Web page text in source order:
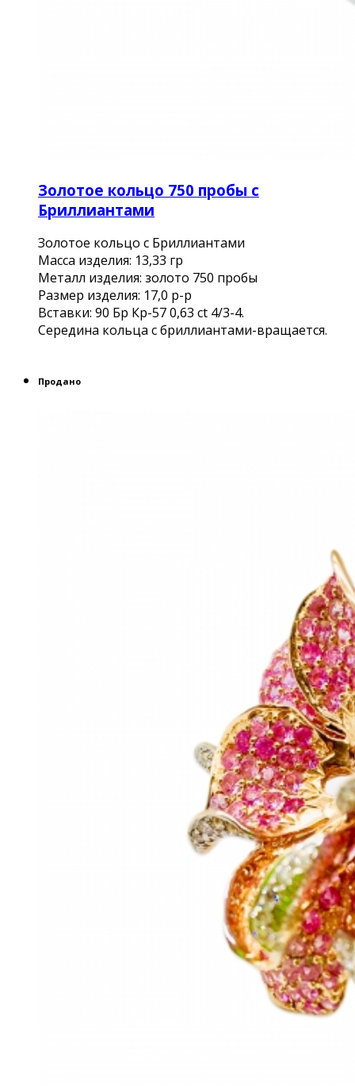
Золотое кольцо 750 пробы с
Бриллиантами
Золотое кольцо с Бриллиантами
Масса изделия: 13,33 гр
Металл изделия: золото 750 пробы
Размер изделия: 17,0 р-р
Вставки: 90 Бр Кр-57 0,63 ct 4/3-4.
Середина кольца с бриллиантами-вращается.
Продано